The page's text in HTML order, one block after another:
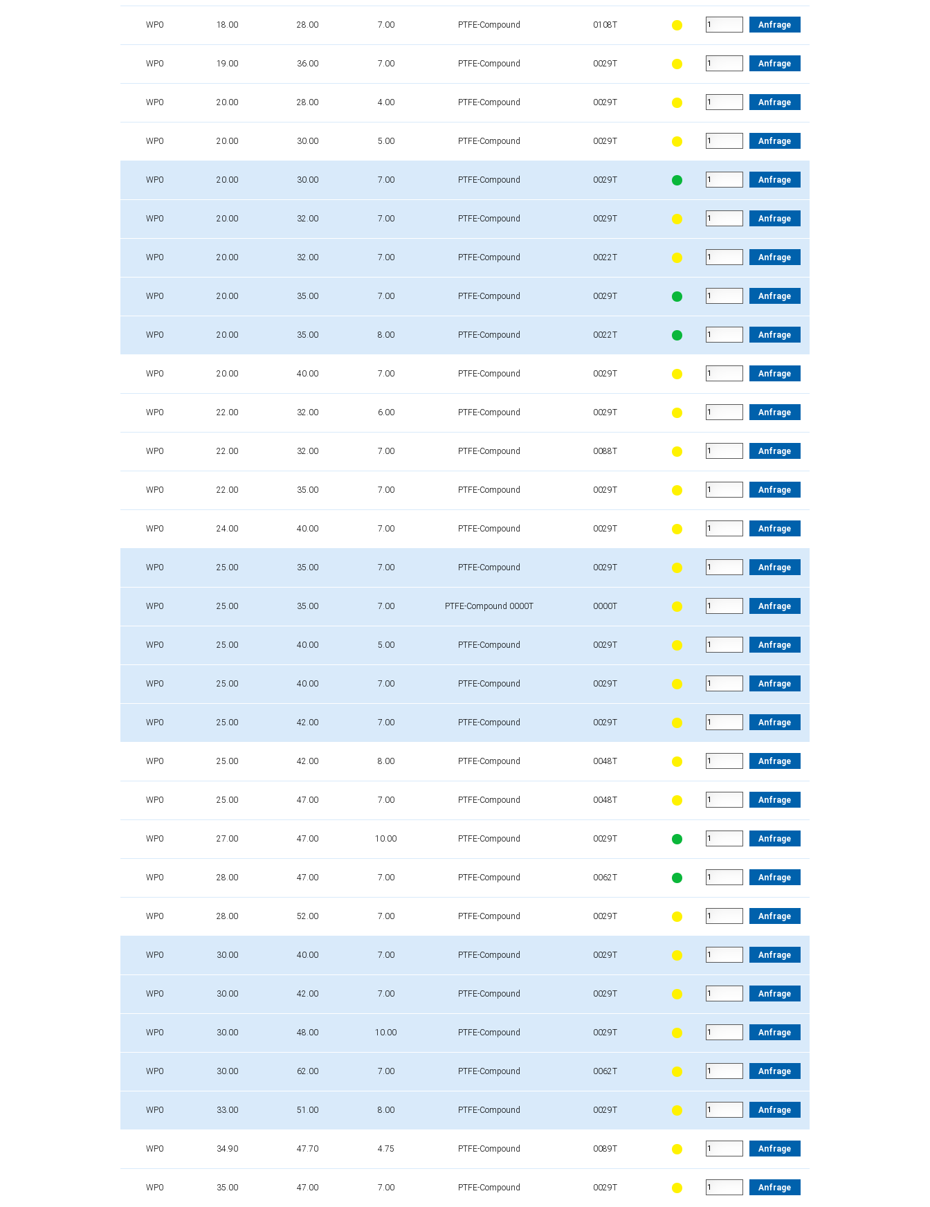
WP0 18.00 28.00 7.00 PTFE-Compound 0108T Anfrage
WP0 19.00 36.00 7.00 PTFE-Compound 0029T Anfrage
WP0 20.00 28.00 4.00 PTFE-Compound 0029T Anfrage
WP0 20.00 30.00 5.00 PTFE-Compound 0029T Anfrage
WP0 20.00 30.00 7.00 PTFE-Compound 0029T Anfrage
WP0 20.00 32.00 7.00 PTFE-Compound 0029T Anfrage
WP0 20.00 32.00 7.00 PTFE-Compound 0022T Anfrage
WP0 20.00 35.00 7.00 PTFE-Compound 0029T Anfrage
WP0 20.00 35.00 8.00 PTFE-Compound 0022T Anfrage
WP0 20.00 40.00 7.00 PTFE-Compound 0029T Anfrage
WP0 22.00 32.00 6.00 PTFE-Compound 0029T Anfrage
WP0 22.00 32.00 7.00 PTFE-Compound 0088T Anfrage
WP0 22.00 35.00 7.00 PTFE-Compound 0029T Anfrage
WP0 24.00 40.00 7.00 PTFE-Compound 0029T Anfrage
WP0 25.00 35.00 7.00 PTFE-Compound 0029T Anfrage
WP0 25.00 35.00 7.00 PTFE-Compound 0000T 0000T Anfrage
WP0 25.00 40.00 5.00 PTFE-Compound 0029T Anfrage
WP0 25.00 40.00 7.00 PTFE-Compound 0029T Anfrage
WP0 25.00 42.00 7.00 PTFE-Compound 0029T Anfrage
WP0 25.00 42.00 8.00 PTFE-Compound 0048T Anfrage
WP0 25.00 47.00 7.00 PTFE-Compound 0048T Anfrage
WP0 27.00 47.00 10.00 PTFE-Compound 0029T Anfrage
WP0 28.00 47.00 7.00 PTFE-Compound 0062T Anfrage
WP0 28.00 52.00 7.00 PTFE-Compound 0029T Anfrage
WP0 30.00 40.00 7.00 PTFE-Compound 0029T Anfrage
WP0 30.00 42.00 7.00 PTFE-Compound 0029T Anfrage
WP0 30.00 48.00 10.00 PTFE-Compound 0029T Anfrage
WP0 30.00 62.00 7.00 PTFE-Compound 0062T Anfrage
WP0 33.00 51.00 8.00 PTFE-Compound 0029T Anfrage
WP0 34.90 47.70 4.75 PTFE-Compound 0089T Anfrage
WP0 35.00 47.00 7.00 PTFE-Compound 0029T Anfrage